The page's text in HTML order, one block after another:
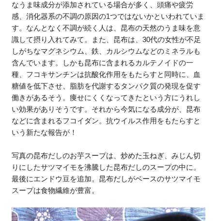
なうま味成分が添加されている場合が多く、頭痛や疲労
感、消化器系の不調の原因の1つではないかといわれていま
す。なんとなく不調が続く人は、昆布の天然のうま味を意
識して摂り入れてみて。また、昆布は、30代の女性が不足
しがちなマグネシウム、鉄、カルシウムなどのミネラルも
含んでいます。しかも昆布に含まれるカルテノイドの一
種、フコキサンチンは抗酸化作用をもたらすと同時に、血
糖値を低下させ、脂肪を代謝するタンパク質の発現を促す
働きがあるそう。痩せにくくなってきたという方にうれし
い効果がありそうです。それから今気になる成分が、昆布
などに含まれるフコイダン。抗ウイルス作用をもたらすと
いう新たな報告が！
写真の昆布だしのお芋スープは、炒めた玉ねぎ、みじん切
りにしたサツマイモを沸騰した昆布だしのスープの中に。
最後にエンドウ豆を追加。昆布だしがベースのサツマイモ
スープは食物繊維が豊富。